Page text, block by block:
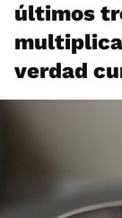
últimos
verdad